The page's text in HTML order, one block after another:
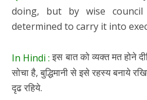
doing, but by wise
determined to carry it into
In Hindi :इस बात को व्यक्त मत होने
सोचा है, बुद्धिमानी से इसे रहस्य बनाये
दृढ रहिये.